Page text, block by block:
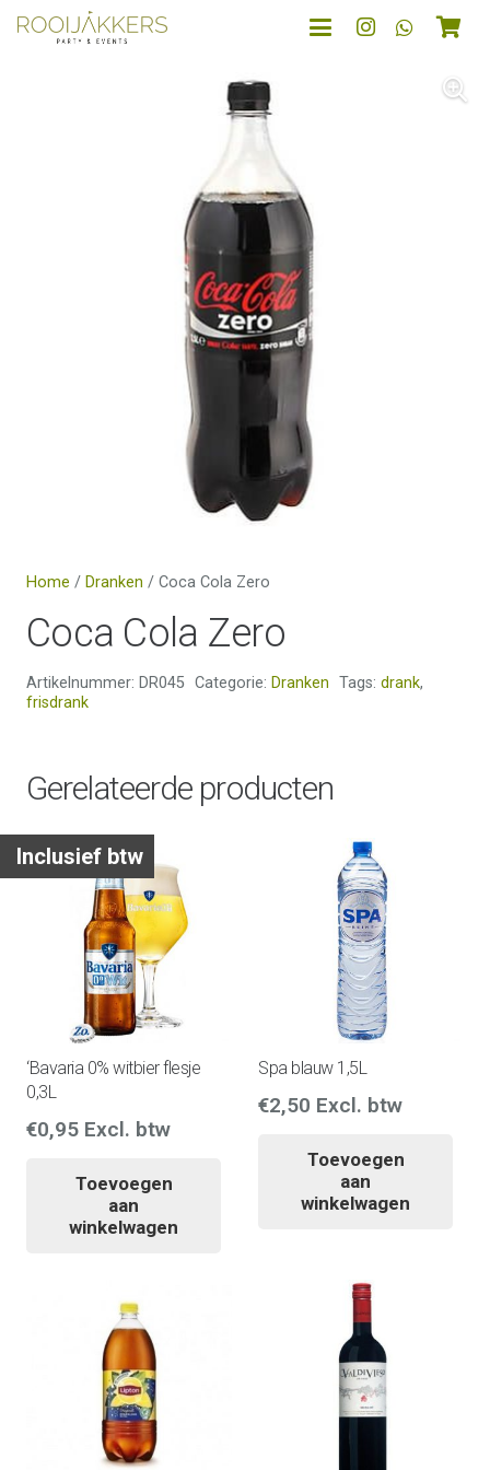
Inclusief btw
Home / Dranken / Coca Cola Zero
Coca Cola Zero
Artikelnummer: DR045 Categorie: Dranken Tags: drank,
frisdrank
Gerelateerde producten
‘Bavaria 0% witbier flesje
0,3L
€0,95 Excl. btw
Toevoegen
aan
winkelwagen
Spa blauw 1,5L
€2,50 Excl. btw
Toevoegen
aan
winkelwagen